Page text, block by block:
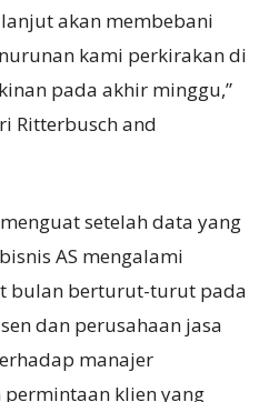
akan membebani
kami perkirakan di
pada akhir minggu,”
Ritterbusch and
setelah data yang
AS mengalami
bulan berturut-turut pada
dan perusahaan jasa
manajer
klien yang